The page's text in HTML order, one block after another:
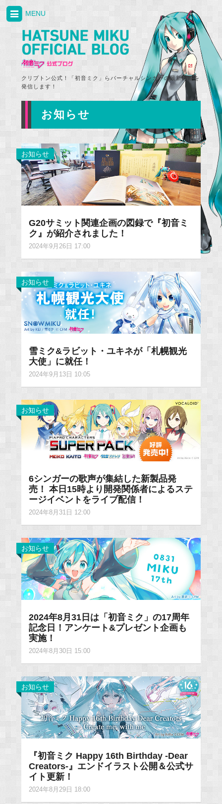
クリプトン公式！「初音ミク」らバーチャルシンガーの最新情報を
発信します！
MENU
お知らせ
お知らせ
G20サミット関連企画の図録で『初音ミ
ク』が紹介されました！
2024年9月26日 17:00
お知らせ
雪ミク&ラビット・ユキネが「札幌観光
大使」に就任！
2024年9月13日 10:05
お知らせ
6シンガーの歌声が集結した新製品発
売！ 本日15時より開発関係者によるステ
ージイベントをライブ配信！
2024年8月31日 12:00
お知らせ
2024年8月31日は「初音ミク」の17周年
記念日！アンケート&プレゼント企画も
実施！
2024年8月30日 15:00
お知らせ
『初音ミク Happy 16th Birthday -Dear
Creators-』エンドイラスト公開＆公式サ
イト更新！
2024年8月29日 18:00